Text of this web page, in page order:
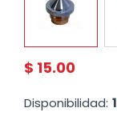
$ 15.00
Disponibilidad: 1